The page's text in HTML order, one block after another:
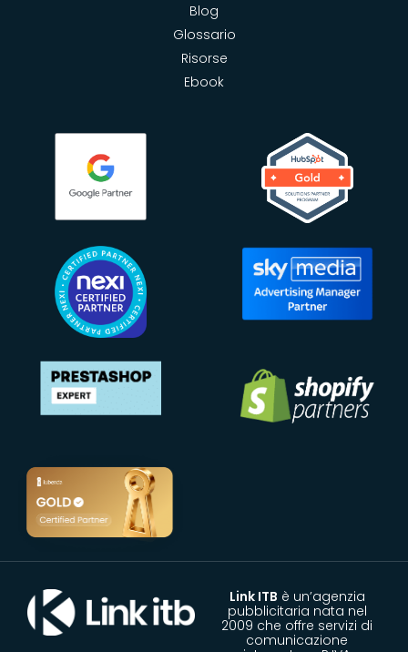
Blog
Glossario
Risorse
Ebook
Link ITB è un’agenzia
pubblicitaria nata nel
2009 che offre servizi di
comunicazione